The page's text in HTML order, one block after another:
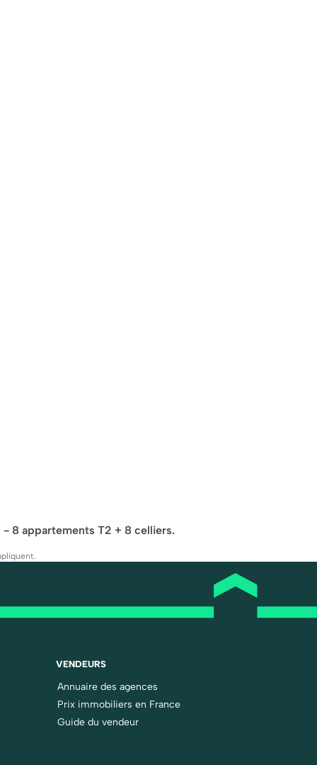
8 appartements T2 + 8 celliers.
VENDEURS
Annuaire des agences
Prix immobiliers en France
Guide du vendeur